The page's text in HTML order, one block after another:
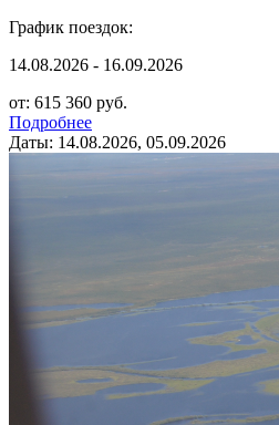
График поездок:
14.08.2026 - 16.09.2026
от: 615 360 руб.
Подробнее
Даты: 14.08.2026, 05.09.2026